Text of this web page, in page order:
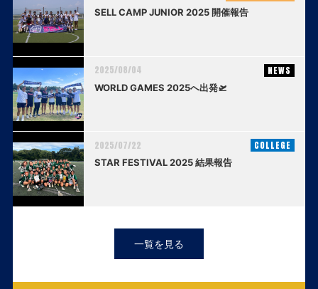
SELL CAMP JUNIOR 2025 開催報告
2025/08/04 NEWS
WORLD GAMES 2025へ出発🛫
2025/07/22 COLLEGE
STAR FESTIVAL 2025 結果報告
一覧を見る